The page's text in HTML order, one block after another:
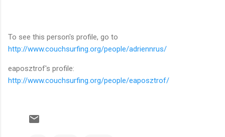
To see this person's profile, go to
http://www.couchsurfing.org/people/adriennrus/
eaposztrof's profile:
http://www.couchsurfing.org/people/eaposztrof/